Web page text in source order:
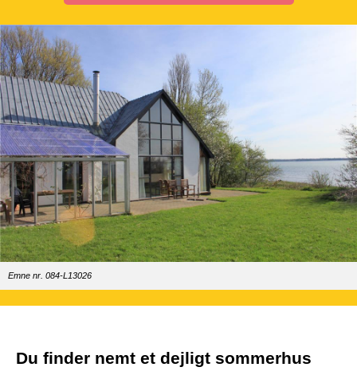
Emne nr. 084-L13026
Du finder nemt et dejligt sommerhus